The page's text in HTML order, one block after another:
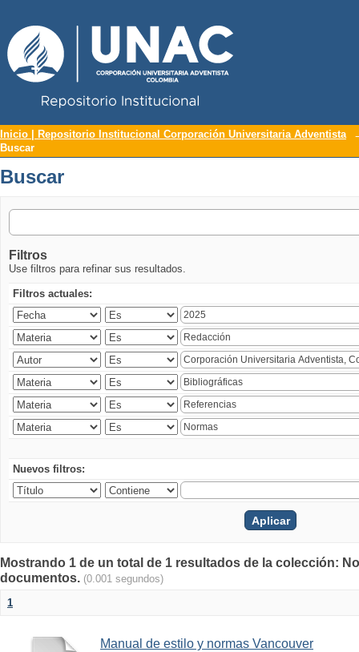
Buscar
Inicio | Repositorio Institucional Corporación Universitaria Adventista
Buscar
Buscar
Filtros
Use filtros para refinar sus resultados.
Filtros actuales:
Nuevos filtros:
Mostrando 1 de un total de 1 resultados de la colección:
documentos. (0.001 segundos)
1
Manual de estilo y normas Vancouver